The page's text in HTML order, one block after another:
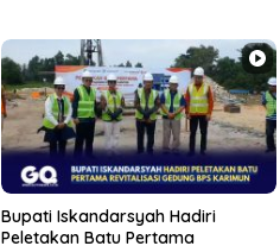
Bupati Iskandarsyah Hadiri
Peletakan Batu Pertama